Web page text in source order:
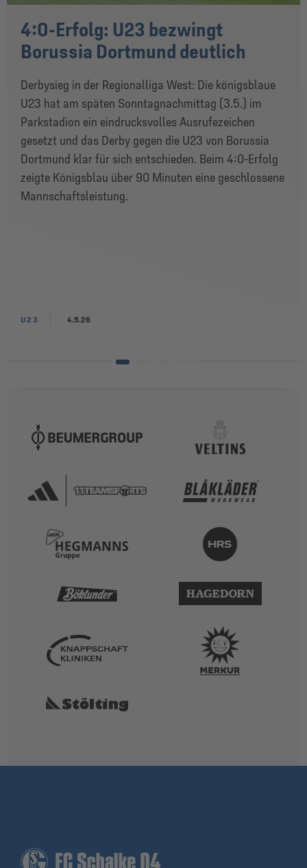
4:0-Erfolg: U23 bezwingt
Borussia Dortmund deutlich
Derbysieg in der Regionalliga West: Die königsblaue
U23 hat am späten Sonntagnachmittag (3.5.) im
Parkstadion ein eindrucksvolles Ausrufezeichen
gesetzt und das Derby gegen die U23 von Borussia
Dortmund klar für sich entschieden. Beim 4:0-Erfolg
zeigte Königsblau über 90 Minuten eine geschlossene
Mannschaftsleistung.
U23 4.5.26